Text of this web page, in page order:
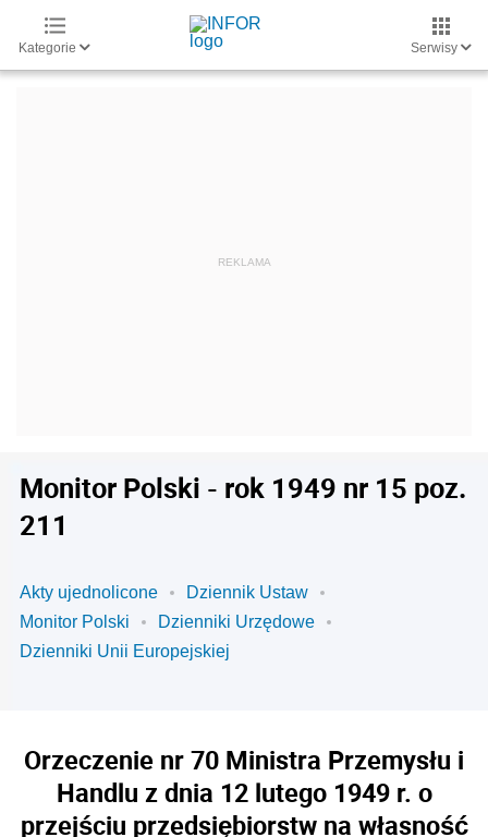
Kategorie Serwisy
Monitor Polski - rok 1949 nr 15 poz.
211
Akty ujednolicone
Dziennik Ustaw
Monitor Polski
Dzienniki Urzędowe
Dzienniki Unii Europejskiej
Orzeczenie nr 70 Ministra Przemysłu i
Handlu z dnia 12 lutego 1949 r. o
przejściu przedsiębiorstw na własność